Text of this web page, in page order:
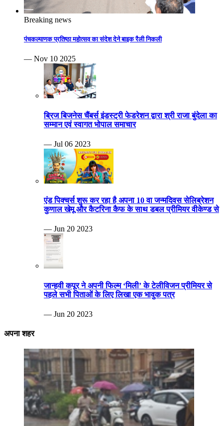
Breaking news
पंचकल्याणक प्रतिष्ठा महोत्सव का संदेश देने बाइक रैली निकली
— Nov 10 2025
ब्रिज बिजनेस चैंबर्स इंडस्ट्री फेडरेशन द्वारा श्री राजा बुंदेला का
सम्मान एवं स्वागत भोपाल समाचार
— Jul 06 2023
एंड पिक्चर्स शुरू कर रहा है अपना 10 वा जन्मदिवस सेलिब्रेशन
कुणाल खेमू और कैटरिना कैफ के साथ डबल प्रीमियर वीकेण्ड से
— Jun 20 2023
जान्हवी कपूर ने अपनी फिल्म ‘मिली’ के टेलीविजन प्रीमियर से
पहले सभी पिताओं के लिए लिखा एक भावुक पत्र
— Jun 20 2023
अपना शहर